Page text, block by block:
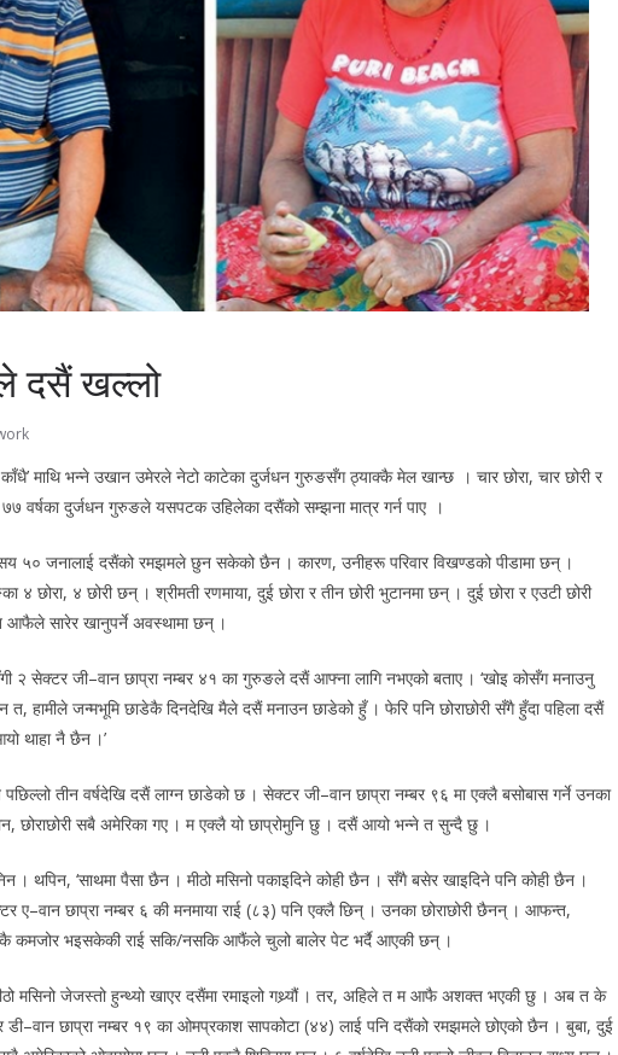
दसैं खल्लो
माथि भन्ने उखान उमेरले नेटो काटेका दुर्जधन गुरुङसँग ठ्याक्कै मेल खान्छ । चार छोरा, चार छोरी र
७७ वर्षका दुर्जधन गुरुङले यसपटक उहिलेका दसैंको सम्झना मात्र गर्न पाए ।
सय ५० जनालाई दसैंको रमझमले छुन सकेको छैन । कारण, उनीहरू परिवार विखण्डको पीडामा छन् ।
४ छोरा, ४ छोरी छन् । श्रीमती रणमाया, दुई छोरा र तीन छोरी भुटानमा छन् । दुई छोरा र एउटी छोरी
आफैले सारेर खानुपर्ने अवस्थामा छन् ।
२ सेक्टर जी–वान छाप्रा नम्बर ४१ का गुरुङले दसैं आफ्ना लागि नभएको बताए । ‘खोइ कोसँग मनाउनु
हामीले जन्मभूमि छाडेकै दिनदेखि मैले दसैं मनाउन छाडेको हुँ । फेरि पनि छोराछोरी सँगै हुँदा पहिला दसैं
थाहा नै छैन ।’
तीन वर्षदेखि दसैं लाग्न छाडेको छ । सेक्टर जी–वान छाप्रा नम्बर ९६ मा एक्लै बसोबास गर्ने उनका
छोराछोरी सबै अमेरिका गए । म एक्लै यो छाप्रोमुनि छु । दसैं आयो भन्ने त सुन्दै छु ।
‘साथमा पैसा छैन । मीठो मसिनो पकाइदिने कोही छैन । सँगै बसेर खाइदिने पनि कोही छैन ।
ए–वान छाप्रा नम्बर ६ की मनमाया राई (८३) पनि एक्लै छिन् । उनका छोराछोरी छैनन् । आफन्त,
कमजोर भइसकेकी राई सकि/नसकि आफैंले चुलो बालेर पेट भर्दै आएकी छन् ।
मसिनो जेजस्तो हुन्थ्यो खाएर दसैंमा रमाइलो गथ्र्यौं । तर, अहिले त म आफै अशक्त भएकी छु । अब त के
छाप्रा नम्बर १९ का ओमप्रकाश सापकोटा (४४) लाई पनि दसैंको रमझमले छोएको छैन । बुबा, दुई